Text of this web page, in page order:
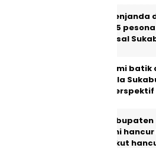
Masih menjanda
40, intip 5
wanita asal
Memahami batik
Lokatmala
dalam perspektif
Jalan Kabupaten
Sukabumi
jendela ikut